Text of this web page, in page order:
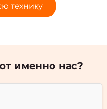
технику
именно нас?